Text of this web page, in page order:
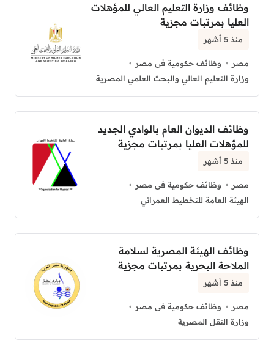
وظائف وزارة التعليم العالي للمؤهلات
العليا بمرتبات مجزية
منذ 5 أشهر
مصر
وظائف حكومية فى مصر
وزارة التعليم العالي والبحث العلمي المصرية
وظائف الديوان العام بالوادي الجديد
للمؤهلات العليا بمرتبات مجزية
منذ 5 أشهر
مصر
وظائف حكومية فى مصر
الهيئة العامة للتخطيط العمراني
وظائف الهيئة المصرية لسلامة
الملاحة البحرية بمرتبات مجزية
منذ 5 أشهر
مصر
وظائف حكومية فى مصر
وزارة النقل المصرية